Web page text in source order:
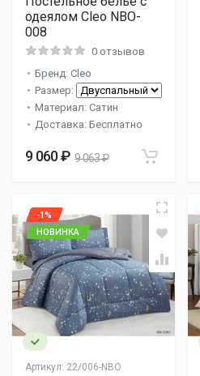
одеялом Cleo NBO-
008
0 отзывов
Бренд: Cleo
Размер:
Материал: Сатин
Доставка: Бесплатно
9 060 ₽ 9 063 ₽
Артикул: 22/006-NBO
-1%
НОВИНКА